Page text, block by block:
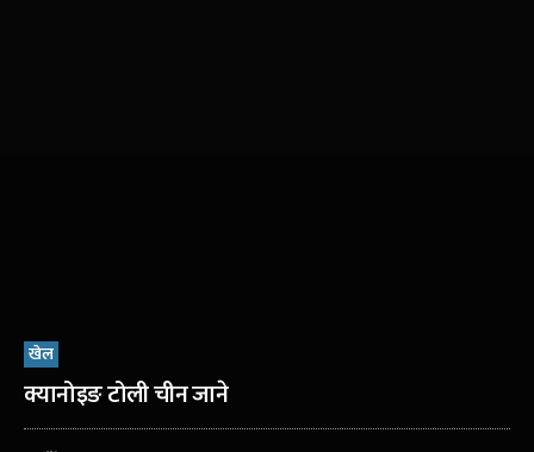
खेल
क्यानोइङ टोली चीन जाने